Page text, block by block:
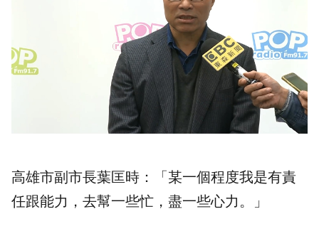
高雄市副市長葉匡時：「某一個程度我是有責
任跟能力，去幫一些忙，盡一些心力。」